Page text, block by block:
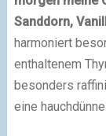
Sanddorn,
harmoniert
enthaltenem
besonders
eine